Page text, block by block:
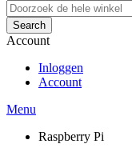
Search
Account
Inloggen
Account
Menu
Raspberry Pi